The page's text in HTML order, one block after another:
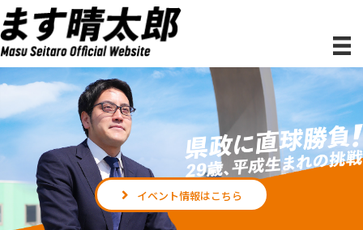
イベント情報はこちら